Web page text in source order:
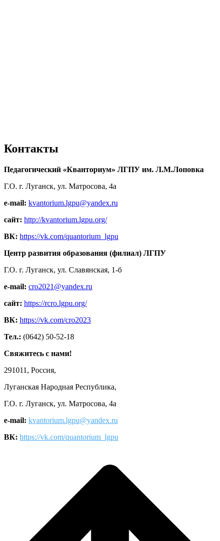
Контакты
Педагогический «Кванториум» ЛГПУ им. Л.М.Лоповка
Г.О. г. Луганск, ул. Матросова, 4а
e-mail: kvantorium.lgpu@yandex.ru
сайт: http://kvantorium.lgpu.org/
ВК: https://vk.com/quantorium_lgpu
Центр развития образования (филиал) ЛГПУ
Г.О. г. Луганск, ул. Славянская, 1-б
e-mail: cro2021@yandex.ru
сайт: https://rcro.lgpu.org/
ВК: https://vk.com/cro2023
Тел.: (0642) 50-52-18
Свяжитесь с нами!
291011, Россия,
Луганская Народная Республика,
Г.О. г. Луганск, ул. Матросова, 4а
e-mail: kvantorium.lgpu@yandex.ru
ВК: https://vk.com/quantorium_lgpu